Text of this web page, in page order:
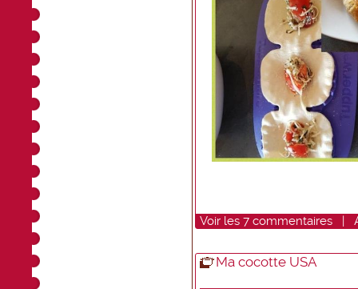
Voir les 7 commentaires |
Ma cocotte USA